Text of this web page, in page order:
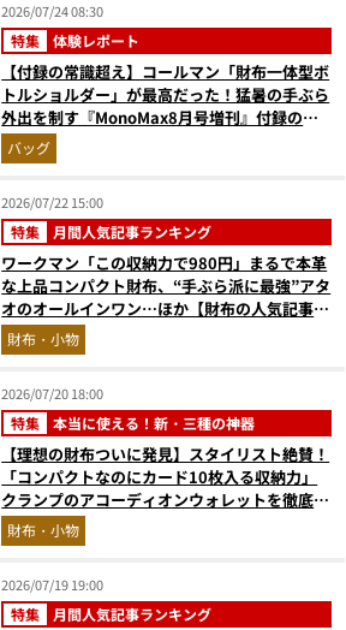
2026/07/24 08:30
特集 体験レポート
【付録の常識超え】コールマン「財布一体型ボ
トルショルダー」が最高だった！猛暑の手ぶら
外出を制す『MonoMax8月号増刊』付録の実
力をスタイリストが徹底レポ
バッグ
2026/07/22 15:00
特集 月間人気記事ランキング
ワークマン「この収納力で980円」まるで本革
な上品コンパクト財布、“手ぶら派に最強”アタ
オのオールインワン…ほか【財布の人気記事ラ
ンキングベスト3】（2026年6月版）
財布・小物
2026/07/20 18:00
特集 本当に使える！新・三種の神器
【理想の財布ついに発見】スタイリスト絶賛！
「コンパクトなのにカード10枚入る収納力」
クランプのアコーディオンウォレットを徹底レ
ビュー。使い込むほどにツヤが出るプエブロレ
ザーも優秀
財布・小物
2026/07/19 19:00
特集 月間人気記事ランキング